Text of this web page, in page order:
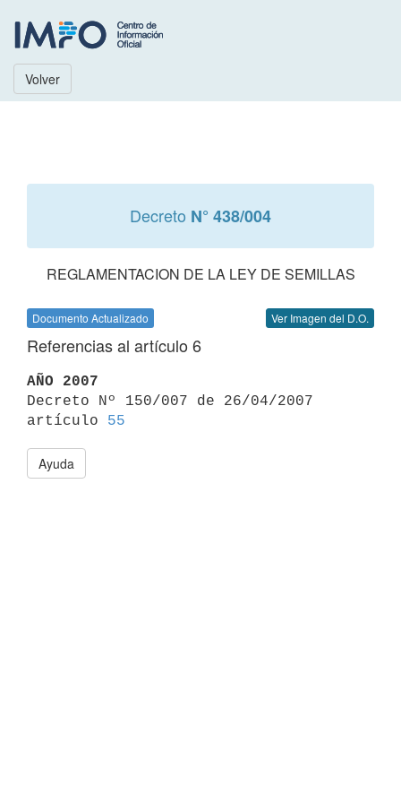
Volver
Decreto N° 438/004
REGLAMENTACION DE LA LEY DE SEMILLAS
Documento Actualizado Ver Imagen del D.O.
Referencias al artículo 6
AÑO 2007
Decreto Nº 150/007 de 26/04/2007
artículo 55
Ayuda